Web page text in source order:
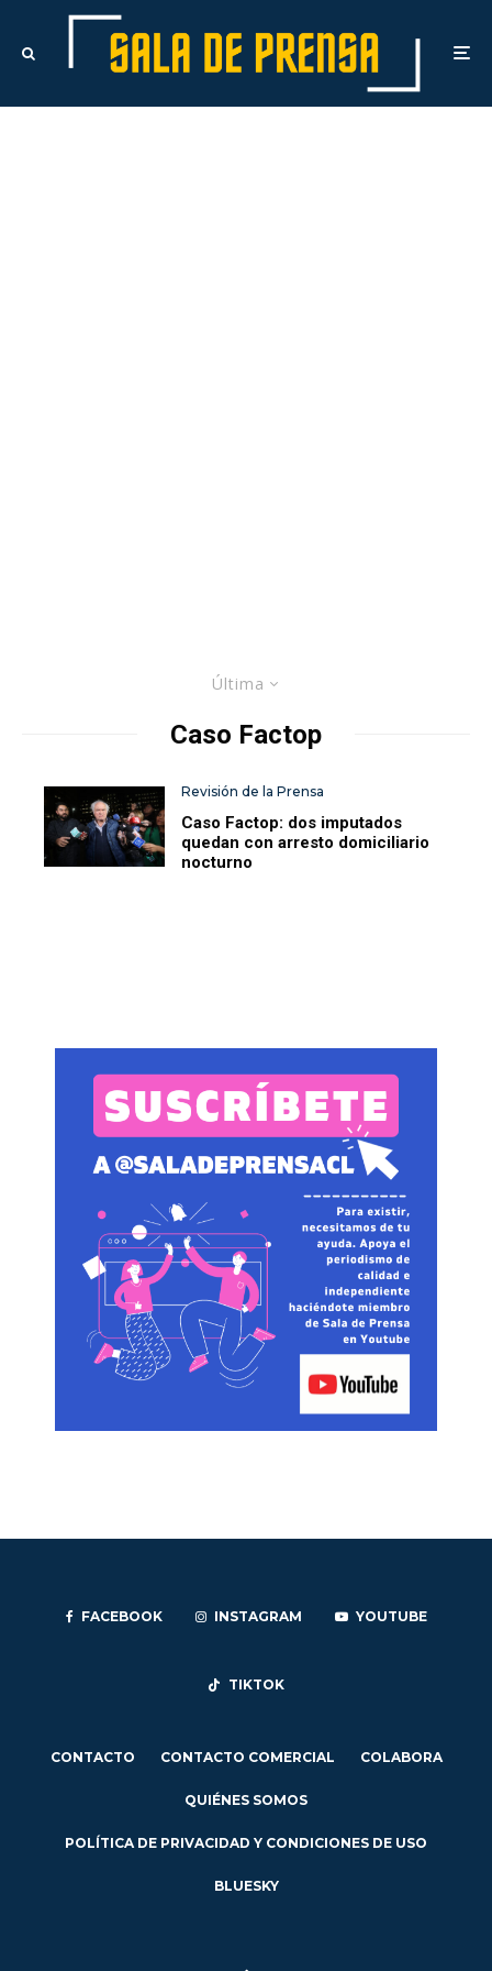
Última
Caso Factop
Revisión de la Prensa
Caso Factop: dos imputados
quedan con arresto domiciliario
nocturno
FACEBOOK INSTAGRAM YOUTUBE
TIKTOK
CONTACTO CONTACTO COMERCIAL COLABORA
QUIÉNES SOMOS
POLÍTICA DE PRIVACIDAD Y CONDICIONES DE USO
BLUESKY